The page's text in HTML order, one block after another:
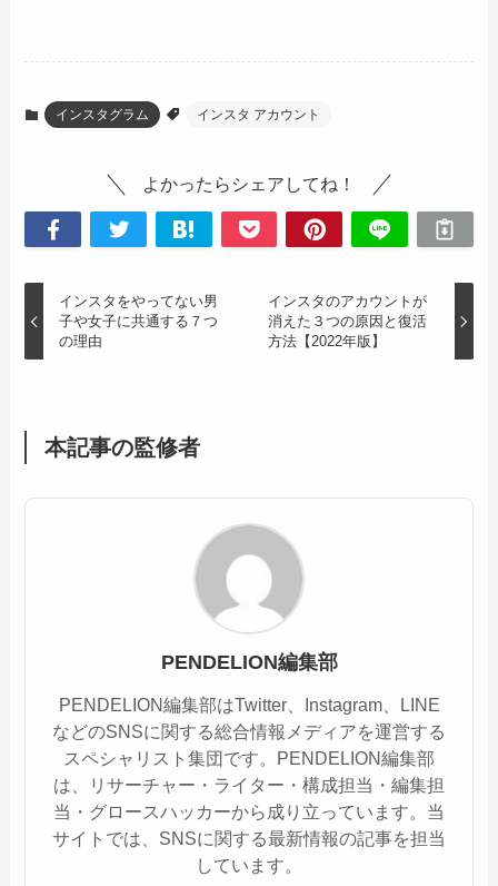
インスタグラム インスタ アカウント
よかったらシェアしてね！
インスタをやってない男
子や女子に共通する７つ
の理由
インスタのアカウントが
消えた３つの原因と復活
方法【2022年版】
本記事の監修者
PENDELION編集部
PENDELION編集部はTwitter、Instagram、LINE
などのSNSに関する総合情報メディアを運営する
スペシャリスト集団です。PENDELION編集部
は、リサーチャー・ライター・構成担当・編集担
当・グロースハッカーから成り立っています。当
サイトでは、SNSに関する最新情報の記事を担当
しています。